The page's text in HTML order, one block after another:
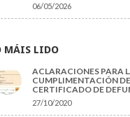
06/05/2026
MÁIS LIDO
ACLARACIONES PARA
CUMPLIMENTACIÓN
CERTIFICADO DE
27/10/2020